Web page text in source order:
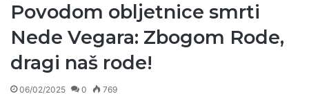
Povodom obljetnice smrti
Nede Vegara: Zbogom Rode,
dragi naš rode!
06/02/2025 0 769